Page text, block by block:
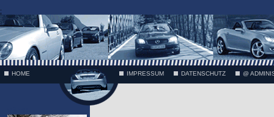
;
HOME IMPRESSUM DATENSCHUTZ @